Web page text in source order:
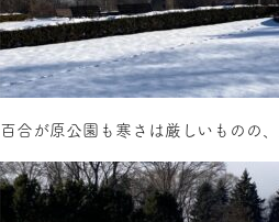
百合が原公園も寒さは厳しいものの